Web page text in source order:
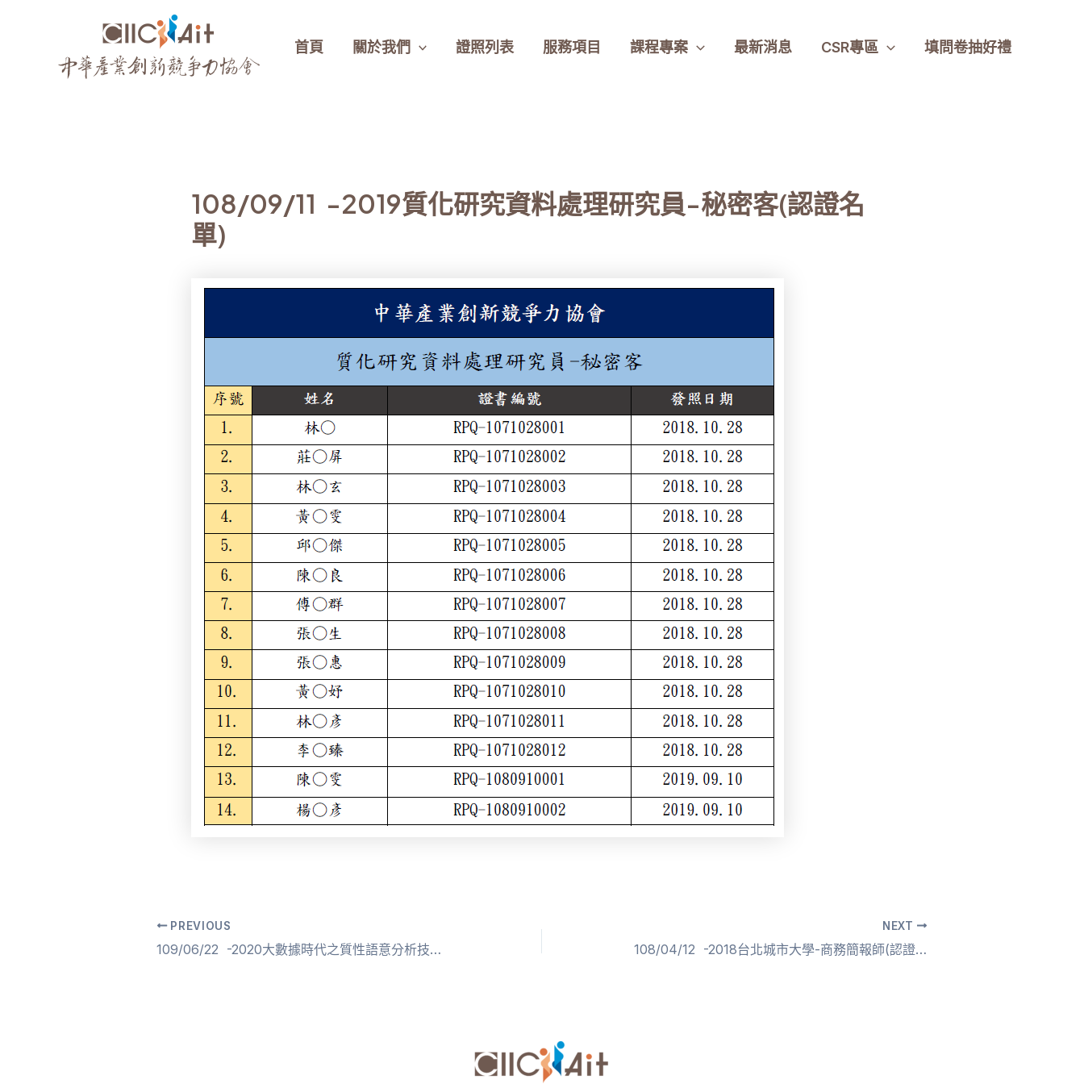
首頁 關於我們 證照列表 服務項目 課程專案 最新消息 CSR專區 填問卷抽好禮
108/09/11 -2019質化研究資料處理研究員-秘密客(認證名
單)
Post
navigation
PREVIOUS
109/06/22 -2020大數據時代之質性語意分析技能深培講座活動(7/11-7/12)
NEXT
108/04/12 -2018台北城市大學-商務簡報師(認證名單)